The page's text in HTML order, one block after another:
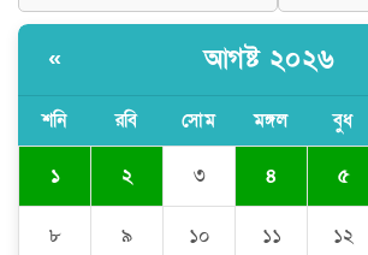
মুন্সীগঞ্জের
ঘণ্টার পর ঘণ্টা
অতিরিক্ত বিলে
« আগষ্ট ২০২৬
শনি রবি সোম মঙ্গল বুধ
১ ২ ৩ ৪ ৫
৮ ৯ ১০ ১১ ১২